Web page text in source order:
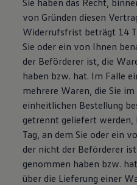
Sie haben das Recht,
von Gründen diesen
Widerrufsfrist beträgt 14
Sie oder ein von Ihnen
der Beförderer ist, die
haben bzw. hat. Im Falle
mehrere Waren, die Sie
einheitlichen Bestellung
getrennt geliefert werden,
Tag, an dem Sie oder ein
der nicht der Beförderer
genommen haben bzw.
über die Lieferung einer